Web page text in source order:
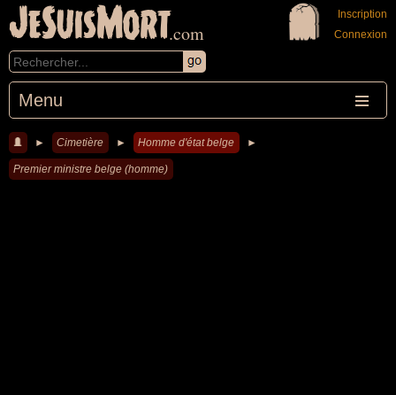
JeSuisMort.com
Menu
Inscription
Connexion
► Cimetière ► Homme d'état belge ►
Premier ministre belge (homme)